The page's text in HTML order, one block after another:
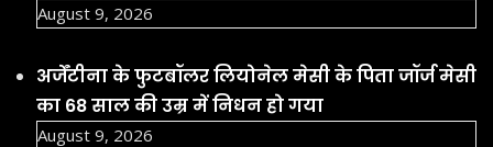
August 9, 2026
अर्जेंटीना के फुटबॉलर लियोनेल मेसी के पिता जॉर्ज मेसी
का 68 साल की उम्र में निधन हो गया
August 9, 2026